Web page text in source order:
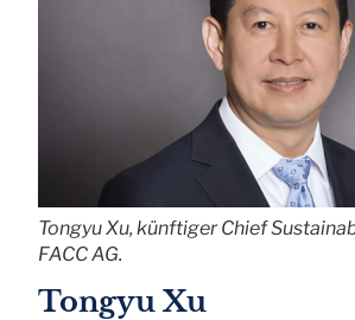
Tongyu Xu, künftiger Chief
FACC AG.
Tongyu Xu